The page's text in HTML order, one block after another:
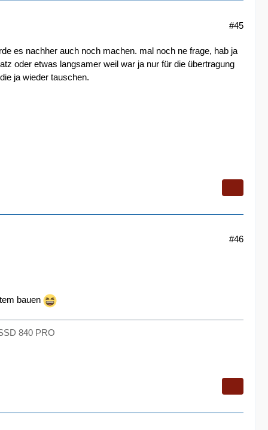
#45
es nachher auch noch machen. mal noch ne frage, hab ja
oder etwas langsamer weil war ja nur für die übertragung
ja wieder tauschen.
#46
bauen
840 PRO